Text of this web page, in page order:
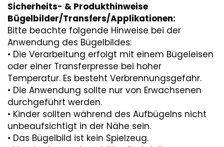
Sicherheits- & Produkthinweise
Bügelbilder/Transfers/Applikationen:
Bitte beachte folgende Hinweise bei der
Anwendung des Bügelbildes:
• Die Verarbeitung erfolgt mit einem Bügeleisen
oder einer Transferpresse bei hoher
Temperatur. Es besteht Verbrennungsgefahr.
• Die Anwendung sollte nur von Erwachsenen
durchgeführt werden.
• Kinder sollten während des Aufbügelns nicht
unbeaufsichtigt in der Nähe sein.
• Das Bügelbild ist kein Spielzeug.